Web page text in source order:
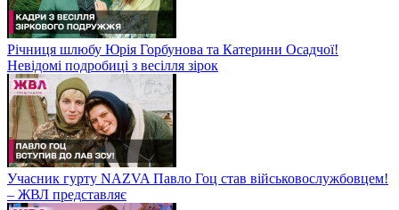
Річниця шлюбу Юрія Горбунова та Катерини Осадчої!
Невідомі подробиці з весілля зірок
Учасник гурту NAZVA Павло Гоц став військовослужбовцем!
– ЖВЛ представляє